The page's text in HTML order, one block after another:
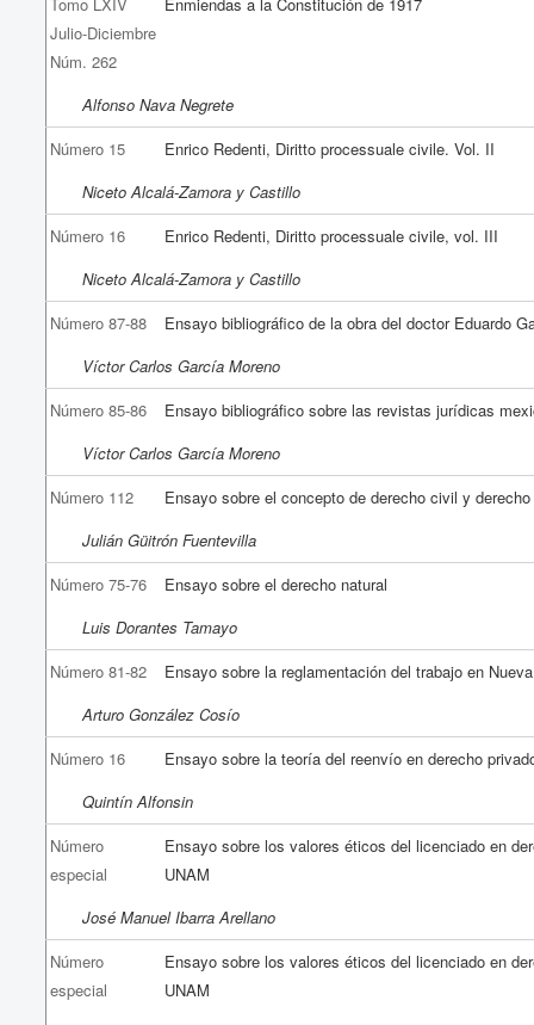
Julio-Diciembre
Núm. 262
Alfonso Nava Negrete
Número 15
Enrico Redenti, Diritto processuale civile. Vol. II
Niceto Alcalá-Zamora y Castillo
Número 16
Enrico Redenti, Diritto processuale civile, vol. III
Niceto Alcalá-Zamora y Castillo
Número 87-88
Ensayo bibliográfico de la obra del doctor Eduardo
Víctor Carlos García Moreno
Número 85-86
Ensayo bibliográfico sobre las revistas jurídicas
Víctor Carlos García Moreno
Número 112
Ensayo sobre el concepto de derecho civil y
Julián Güitrón Fuentevilla
Número 75-76
Ensayo sobre el derecho natural
Luis Dorantes Tamayo
Número 81-82
Ensayo sobre la reglamentación del trabajo en
Arturo González Cosío
Número 16
Ensayo sobre la teoría del reenvío en derecho
Quintín Alfonsin
Número
especial
Ensayo sobre los valores éticos del licenciado en
UNAM
José Manuel Ibarra Arellano
Número
especial
Ensayo sobre los valores éticos del licenciado en
UNAM